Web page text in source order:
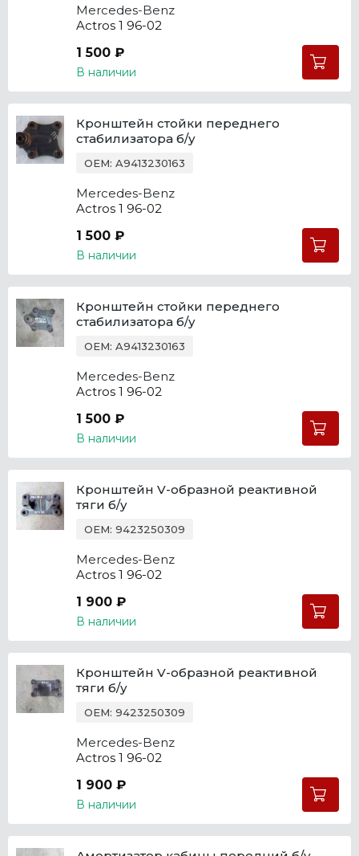
Mercedes-Benz
Actros 1 96-02
1 500 ₽
В наличии
Кронштейн стойки переднего
стабилизатора б/у
OEM: A9413230163
Mercedes-Benz
Actros 1 96-02
1 500 ₽
В наличии
Кронштейн стойки переднего
стабилизатора б/у
OEM: A9413230163
Mercedes-Benz
Actros 1 96-02
1 500 ₽
В наличии
Кронштейн V-образной реактивной
тяги б/у
OEM: 9423250309
Mercedes-Benz
Actros 1 96-02
1 900 ₽
В наличии
Кронштейн V-образной реактивной
тяги б/у
OEM: 9423250309
Mercedes-Benz
Actros 1 96-02
1 900 ₽
В наличии